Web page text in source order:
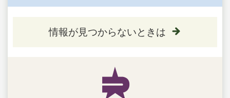
情報が見つからないときは